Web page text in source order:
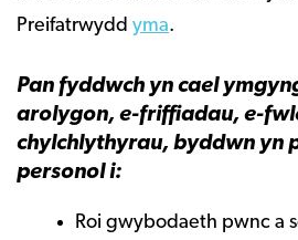
Preifatrwydd yma.
Pan fyddwch yn cael
arolygon, e-friffiadau, e-
chylchlythyrau, byddwn yn
personol i:
Roi gwybodaeth pwnc a